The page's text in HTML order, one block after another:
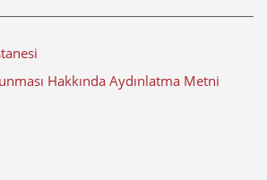
Hakkında Aydınlatma Metni